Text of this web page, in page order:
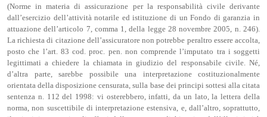
(Norme in materia di assicurazione per la responsabilità civile derivante
dall’esercizio dell’attività notarile ed istituzione di un Fondo di garanzia in
attuazione dell’articolo 7, comma 1, della legge 28 novembre 2005, n. 246).
La richiesta di citazione dell’assicuratore non potrebbe peraltro essere accolta,
posto che l’art. 83 cod. proc. pen. non comprende l’imputato tra i soggetti
legittimati a chiedere la chiamata in giudizio del responsabile civile. Né,
d’altra parte, sarebbe possibile una interpretazione costituzionalmente
orientata della disposizione censurata, sulla base dei principi sottesi alla citata
sentenza n. 112 del 1998: vi osterebbero, infatti, da un lato, la lettera della
norma, non suscettibile di interpretazione estensiva, e, dall’altro, soprattutto,